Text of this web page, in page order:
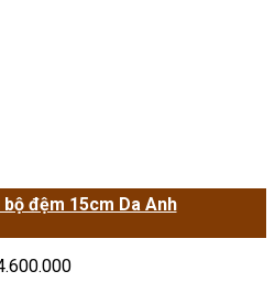
đệm 15cm Da Anh